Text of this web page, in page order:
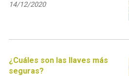
14/12/2020
¿Cuáles son las llaves más
seguras?